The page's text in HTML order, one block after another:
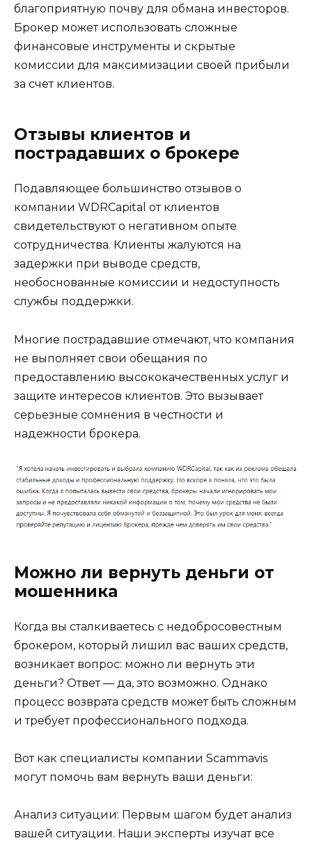
благоприятную почву для обмана инвесторов.
Брокер может использовать сложные
финансовые инструменты и скрытые
комиссии для максимизации своей прибыли
за счет клиентов.
Отзывы клиентов и
пострадавших о брокере
Подавляющее большинство отзывов о
компании WDRCapital от клиентов
свидетельствуют о негативном опыте
сотрудничества. Клиенты жалуются на
задержки при выводе средств,
необоснованные комиссии и недоступность
службы поддержки.
Многие пострадавшие отмечают, что компания
не выполняет свои обещания по
предоставлению высококачественных услуг и
защите интересов клиентов. Это вызывает
серьезные сомнения в честности и
надежности брокера.
Можно ли вернуть деньги от
мошенника
Когда вы сталкиваетесь с недобросовестным
брокером, который лишил вас ваших средств,
возникает вопрос: можно ли вернуть эти
деньги? Ответ — да, это возможно. Однако
процесс возврата средств может быть сложным
и требует профессионального подхода.
Вот как специалисты компании Scammavis
могут помочь вам вернуть ваши деньги:
Анализ ситуации: Первым шагом будет анализ
вашей ситуации. Наши эксперты изучат все